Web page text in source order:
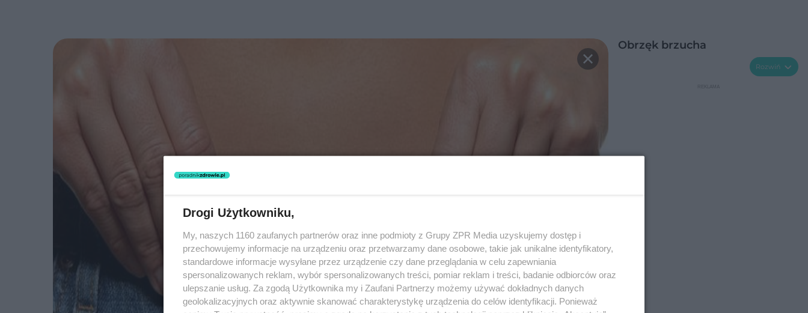
Obrzęk brzucha
Rozwiń
Drogi Użytkowniku,
My, naszych 1160 zaufanych partnerów oraz inne podmioty z Grupy ZPR Media uzyskujemy dostęp i
przechowujemy informacje na urządzeniu oraz przetwarzamy dane osobowe, takie jak unikalne identyfikatory,
standardowe informacje wysyłane przez urządzenie czy dane przeglądania w celu zapewniania
spersonalizowanych reklam, wybór spersonalizowanych treści, pomiar reklam i treści, badanie odbiorców oraz
ulepszanie usług. Za zgodą Użytkownika my i Zaufani Partnerzy możemy używać dokładnych danych
geolokalizacyjnych oraz aktywnie skanować charakterystykę urządzenia do celów identyfikacji. Ponieważ